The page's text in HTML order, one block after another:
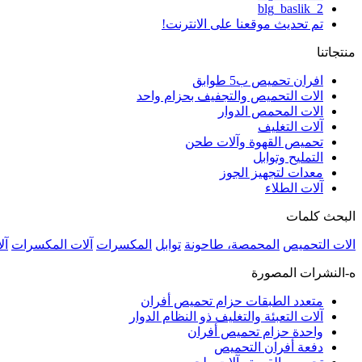
blg_baslik_2
تم تحديث موقعنا على الانترنت!
منتجاتنا
افران تحميص ب5 طوابق
الات التحميص والتجفيف بحزام واحد
الات المحمص الدوار
آلات التغليف
تحميص القهوة وآلات طحن
التمليح وتوابل
معدات لتجهيز الجوز
آلات الطلاء
البحث كلمات
الات التحميص المحمصة، طاحونة توابل المكسرات آلات المكسرات
ه-النشرات المصورة
متعدد الطبقات حزام تحميص أفران
آلات التعبئة والتغليف ذو النظام الدوار
واحدة حزام تحميص أفران
دفعة أفران التحميص